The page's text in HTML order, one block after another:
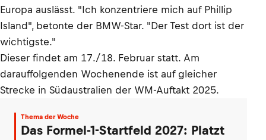
Europa auslässt. "Ich konzentriere mich auf Phillip
Island", betonte der BMW-Star. "Der Test dort ist der
wichtigste."
Dieser findet am 17./18. Februar statt. Am
darauffolgenden Wochenende ist auf gleicher
Strecke in Südaustralien der WM-Auftakt 2025.
Thema der Woche
Das Formel-1-Startfeld 2027: Platzt